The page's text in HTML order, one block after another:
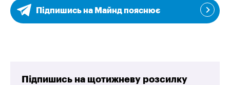
Підпишись на Майнд пояснює
Підпишись на щотижневу розсилку